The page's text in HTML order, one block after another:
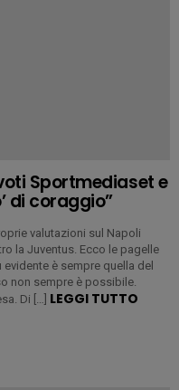
Sportmediaset e
di coraggio”
valutazioni sul Napoli
la Juventus. Ecco le pagelle
è sempre quella del
non sempre è possibile.
Di […] LEGGI TUTTO